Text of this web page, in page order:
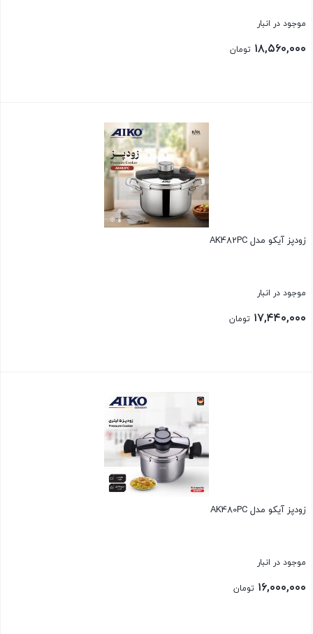
موجود در انبار
۱۸,۵۶۰,۰۰۰ تومان
زودپز آیکو مدل AK482PC
موجود در انبار
۱۷,۴۴۰,۰۰۰ تومان
زودپز آیکو مدل AK480PC
موجود در انبار
۱۶,۰۰۰,۰۰۰ تومان